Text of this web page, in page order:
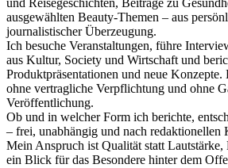
und Reisegeschichten, Beiträge zu
ausgewählten Beauty-Themen – aus
journalistischer Überzeugung.
Ich besuche Veranstaltungen, führe
aus Kultur, Society und Wirtschaft und
Produktpräsentationen und neue
ohne vertragliche Verpflichtung und ohne
Veröffentlichung.
Ob und in welcher Form ich berichte,
– frei, unabhängig und nach redaktionellen
Mein Anspruch ist Qualität statt
ein Blick für das Besondere hinter dem